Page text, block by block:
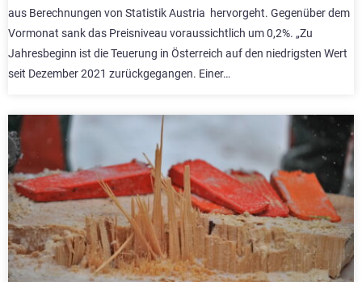
aus Berechnungen von Statistik Austria hervorgeht. Gegenüber dem
Vormonat sank das Preisniveau voraussichtlich um 0,2%. „Zu
Jahresbeginn ist die Teuerung in Österreich auf den niedrigsten Wert
seit Dezember 2021 zurückgegangen. Einer…